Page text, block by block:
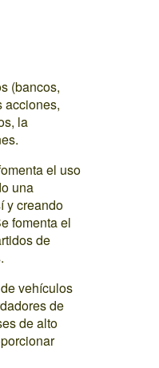
(bancos,
acciones,
la
el uso
una
y creando
fomenta el
de
vehículos
de
de alto